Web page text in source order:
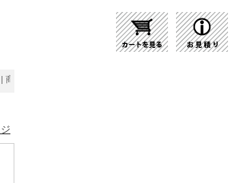
介 | 照明器具の通販・インテリア照明の通信販売【ライ